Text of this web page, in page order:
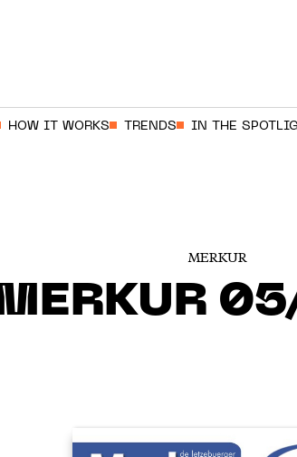
HOW IT WORKS TRENDS IN THE
MERKUR